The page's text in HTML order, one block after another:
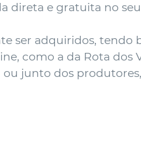
direta e gratuita no
ser adquiridos, tendo
como a da Rota dos
ou junto dos